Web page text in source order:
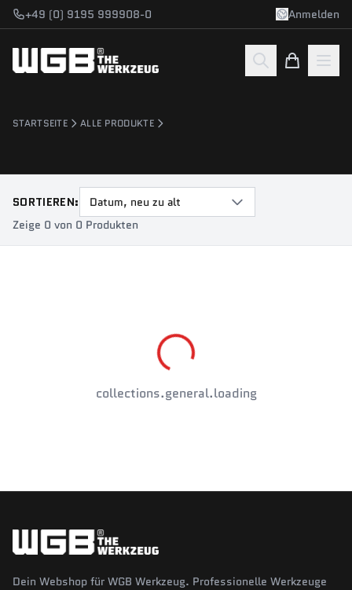
Zum Hauptinhalt springen
+49 (0) 9195 999908-0 Anmelden
STARTSEITE ALLE PRODUKTE
SORTIEREN:
Datum, neu zu alt
Zeige 0 von 0 Produkten
collections.general.loading
Dein Webshop für WGB Werkzeug. Professionelle Werkzeuge